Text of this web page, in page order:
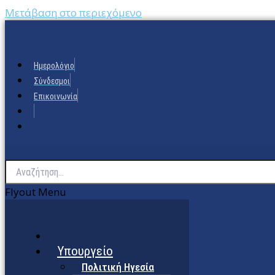
Μετάβαση στο περιεχόμενο
Ημερολόγιο
Σύνδεσμοι
Επικοινωνία
Flyout Menu
Υπουργείο
Πολιτική Ηγεσία